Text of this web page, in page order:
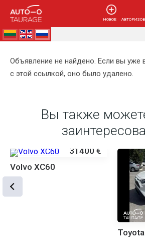
НОВОЕ
AUTOTAURAGĖ
Объявление не найдено. Если вы уже
с этой ссылкой, оно было удалено.
Вы также
31400 €
Volvo XC60